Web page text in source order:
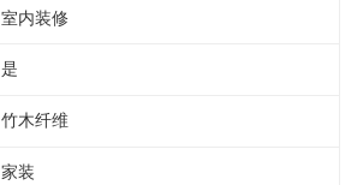
室内装修
是
竹木纤维
家装